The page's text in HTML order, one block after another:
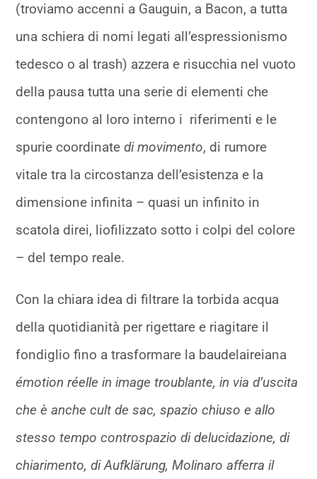
(troviamo accenni a Gauguin, a Bacon, a tutta
una schiera di nomi legati all’espressionismo
tedesco o al trash) azzera e risucchia nel vuoto
della pausa tutta una serie di elementi che
contengono al loro interno i riferimenti e le
spurie coordinatedi movimento, di rumore
vitale tra la circostanza dell’esistenza e la
dimensione infinita – quasi un infinito in
scatola direi, liofilizzato sotto i colpi del colore
– del tempo reale.
Con la chiara idea di filtrare la torbida acqua
della quotidianità per rigettare e riagitare il
fondiglio fino a trasformare la baudelaireiana
émotion réelle in image troublante, in via d’uscita
che è anche cult de sac, spazio chiuso e allo
stesso tempo controspazio di delucidazione, di
chiarimento, di Aufklärung, Molinaro afferra il